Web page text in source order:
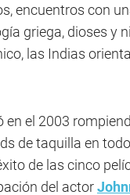
encuentros con
griega, dioses y
las Indias
en el 2003
de taquilla en
de las cinco
del actor